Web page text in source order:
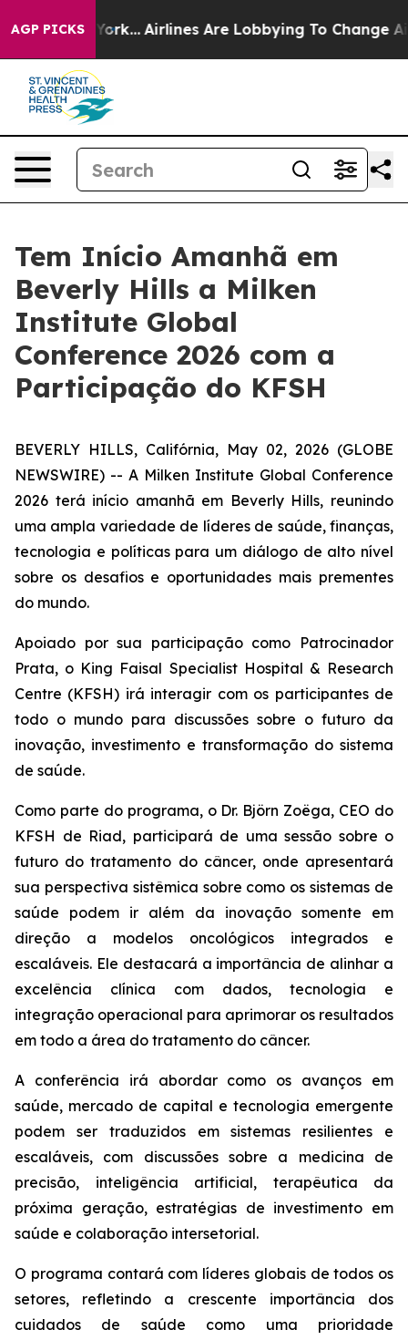
AGP PICKS
New York... Airlines Are Lobbying To Change
Tem Início Amanhã em
Beverly Hills a Milken
Institute Global
Conference 2026 com a
Participação do KFSH
BEVERLY HILLS, Califórnia, May 02, 2026 (GLOBE
NEWSWIRE) -- A Milken Institute Global Conference
2026 terá início amanhã em Beverly Hills, reunindo
uma ampla variedade de líderes de saúde, finanças,
tecnologia e políticas para um diálogo de alto nível
sobre os desafios e oportunidades mais prementes
do mundo.
Apoiado por sua participação como Patrocinador
Prata, o King Faisal Specialist Hospital & Research
Centre (KFSH) irá interagir com os participantes de
todo o mundo para discussões sobre o futuro da
inovação, investimento e transformação do sistema
de saúde.
Como parte do programa, o Dr. Björn Zoëga, CEO do
KFSH de Riad, participará de uma sessão sobre o
futuro do tratamento do câncer, onde apresentará
sua perspectiva sistêmica sobre como os sistemas de
saúde podem ir além da inovação somente em
direção a modelos oncológicos integrados e
escaláveis. Ele destacará a importância de alinhar a
excelência clínica com dados, tecnologia e
integração operacional para aprimorar os resultados
em todo a área do tratamento do câncer.
A conferência irá abordar como os avanços em
saúde, mercado de capital e tecnologia emergente
podem ser traduzidos em sistemas resilientes e
escaláveis, com discussões sobre a medicina de
precisão, inteligência artificial, terapêutica da
próxima geração, estratégias de investimento em
saúde e colaboração intersetorial.
O programa contará com líderes globais de todos os
setores, refletindo a crescente importância dos
cuidados de saúde como uma prioridade